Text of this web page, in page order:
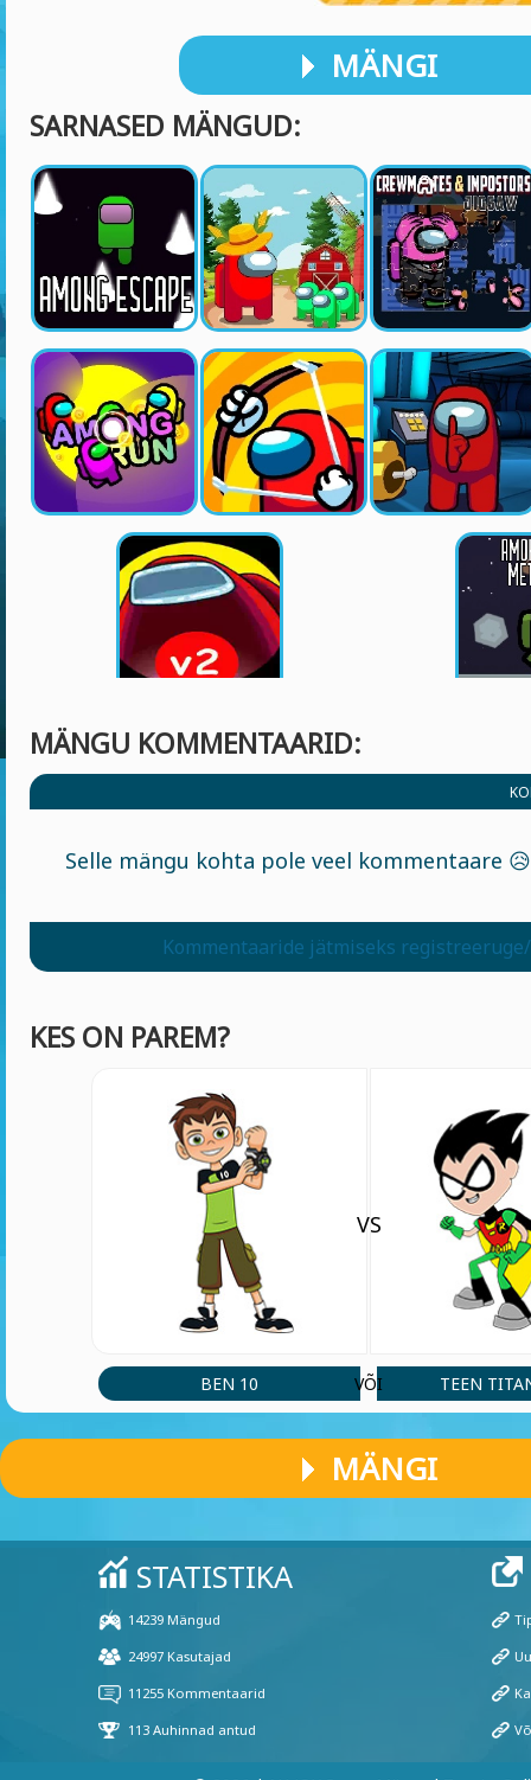
MÄNGI
SARNASED MÄNGUD:
MÄNGU KOMMENTAARID:
Selle mängu kohta pole veel kommentaare
Kommentaaride jätmiseks
KES ON PAREM?
BEN 10
VS
VÕI TEEN
MÄNGI